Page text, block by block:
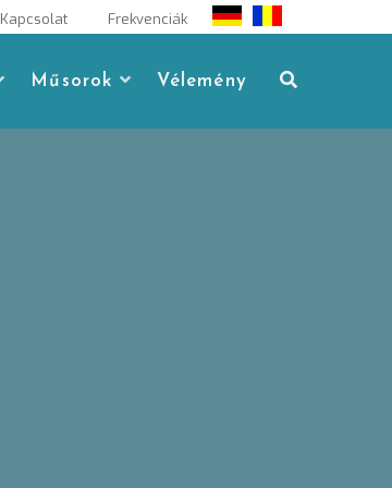
Kapcsolat Frekvenciák
Műsorok Vélemény